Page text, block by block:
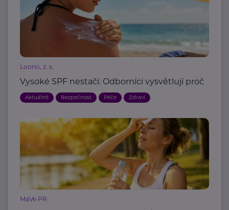
Loono, z. s.
Vysoké SPF nestačí. Odborníci vysvětlují proč
Aktuálně Bezpečnost Péče Zdraví
MaVe PR